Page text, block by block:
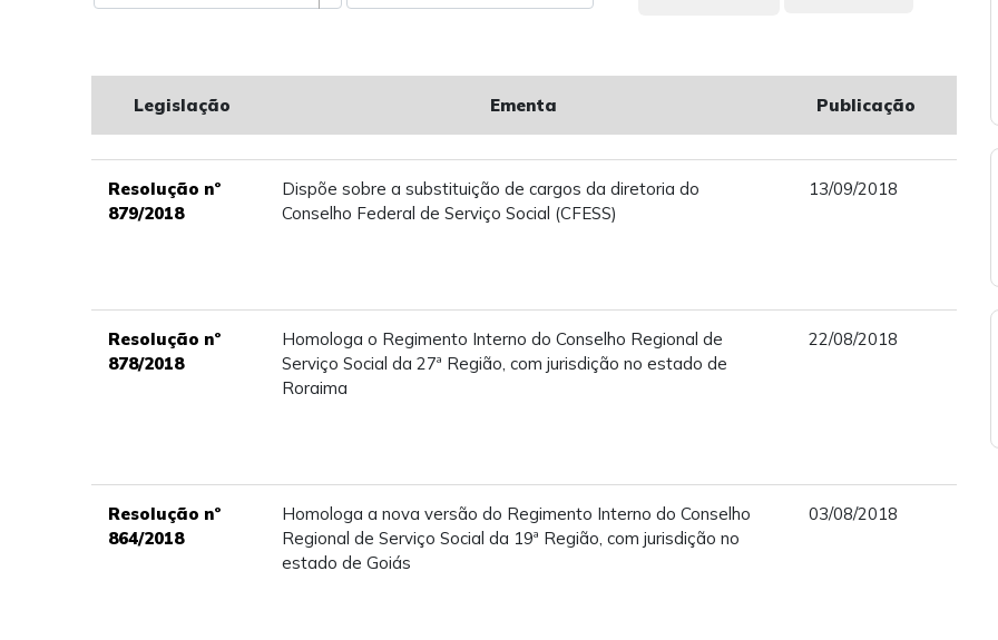
Legislação Ementa Publicação
Resolução nº
879/2018
Dispõe sobre a substituição de cargos da diretoria do
Conselho Federal de Serviço Social (CFESS)
13/09/2018
Resolução nº
878/2018
Homologa o Regimento Interno do Conselho Regional de
Serviço Social da 27ª Região, com jurisdição no estado de
Roraima
22/08/2018
Resolução nº
864/2018
Homologa a nova versão do Regimento Interno do Conselho
Regional de Serviço Social da 19ª Região, com jurisdição no
estado de Goiás
03/08/2018